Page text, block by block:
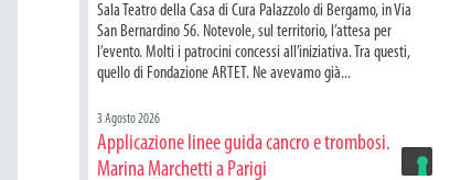
Sala Teatro della Casa di Cura Palazzolo di Bergamo, in Via
San Bernardino 56. Notevole, sul territorio, l’attesa per
l’evento. Molti i patrocini concessi all’iniziativa. Tra questi,
quello di Fondazione ARTET. Ne avevamo già...
3 Agosto 2026
Applicazione linee guida cancro e trombosi.
Marina Marchetti a Parigi